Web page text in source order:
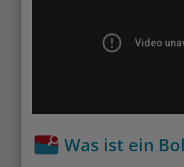
Was ist ein